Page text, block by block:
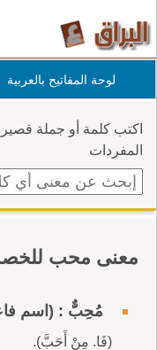
لوحة المفاتيح بالعربية
اكتب كلمة أو جملة
المفردات
معنى محب
مُحِبٌّ : (اسم
(فَا. مِنْ أَحَبَّ).